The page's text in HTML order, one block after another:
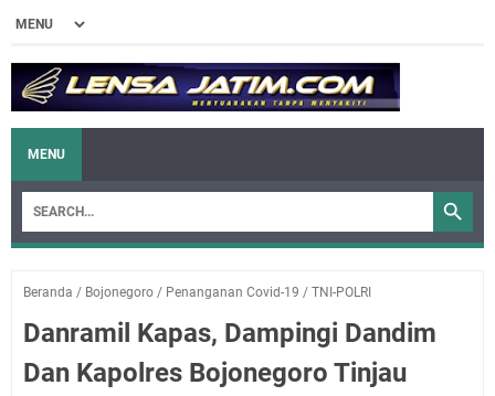
MENU
Beranda / Bojonegoro / Penanganan Covid-19 / TNI-POLRI
Danramil Kapas, Dampingi Dandim
Dan Kapolres Bojonegoro Tinjau